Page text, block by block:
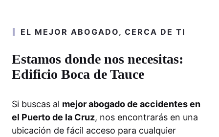
EL MEJOR ABOGADO, CERCA DE TI
Estamos donde nos necesitas:
Edificio Boca de Tauce
Si buscas al mejor abogado de accidentes en
el Puerto de la Cruz, nos encontrarás en una
ubicación de fácil acceso para cualquier